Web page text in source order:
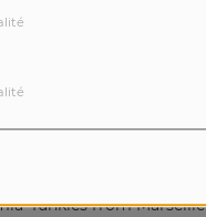
du disco
mes pas
Kim Wilde
funkies from